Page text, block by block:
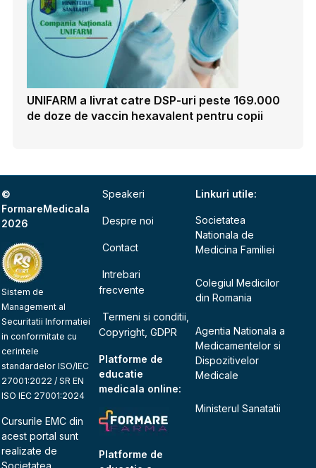
UNIFARM a livrat catre DSP-uri peste 169.000
de doze de vaccin hexavalent pentru copii
©
FormareMedicala
2026
Sistem de
Management al
Securitatii Informatiei
in conformitate cu
cerintele
standardelor ISO/IEC
27001:2022 / SR EN
ISO IEC 27001:2024
Cursurile EMC din
acest portal sunt
realizate de
Societatea
Speakeri
Despre noi
Contact
Intrebari
frecvente
Termeni si conditii,
Copyright, GDPR
Platforme de
educatie
medicala online:
Platforme de
Linkuri utile:
Societatea
Nationala de
Medicina Familiei
Colegiul Medicilor
din Romania
Agentia Nationala a
Medicamentelor si
Dispozitivelor
Medicale
Ministerul Sanatatii